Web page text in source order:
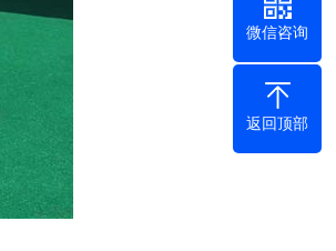
微信咨询
返回顶部